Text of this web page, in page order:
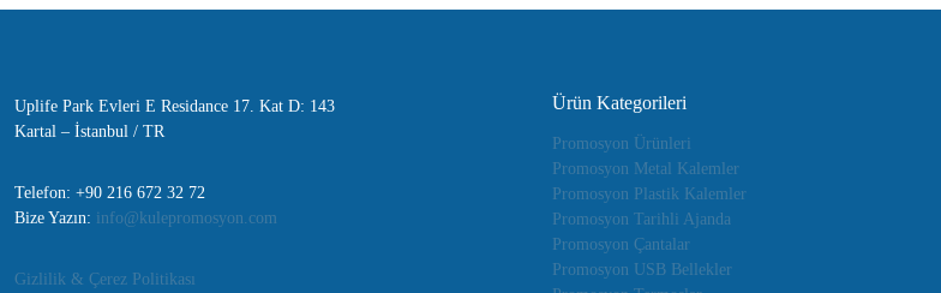
Uplife Park Evleri E Residance 17. Kat D: 143
Kartal – İstanbul / TR
Telefon: +90 216 672 32 72
Bize Yazın: info@kulepromosyon.com
Gizlilik & Çerez Politikası
Ürün Kategorileri
Promosyon Ürünleri
Promosyon Metal Kalemler
Promosyon Plastik Kalemler
Promosyon Tarihli Ajanda
Promosyon Çantalar
Promosyon USB Bellekler